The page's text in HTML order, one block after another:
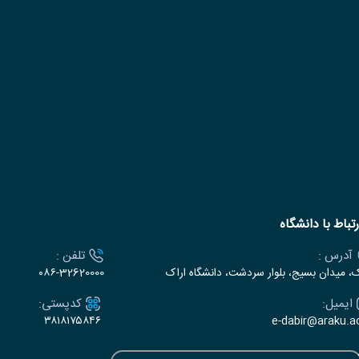
با دانشگاه
آدرس :
میدان بسیج، بلوار سردشت، دانشگاه اراک
تلفن :
۰۸۶-32620000
ایمیل:
e-
کدپستی:
۳۸۱۸۱۷۵۸۴۶